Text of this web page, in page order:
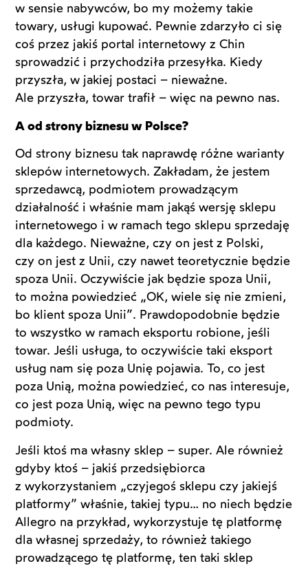
w sensie nabywców, bo my możemy takie
towary, usługi kupować. Pewnie zdarzyło ci się
coś przez jakiś portal internetowy z Chin
sprowadzić i przychodziła przesyłka. Kiedy
przyszła, w jakiej postaci – nieważne.
Ale przyszła, towar trafił – więc na pewno nas.
A od strony biznesu w Polsce?
Od strony biznesu tak naprawdę różne warianty
sklepów internetowych. Zakładam, że jestem
sprzedawcą, podmiotem prowadzącym
działalność i właśnie mam jakąś wersję sklepu
internetowego i w ramach tego sklepu sprzedaję
dla każdego. Nieważne, czy on jest z Polski,
czy on jest z Unii, czy nawet teoretycznie będzie
spoza Unii. Oczywiście jak będzie spoza Unii,
to można powiedzieć „OK, wiele się nie zmieni,
bo klient spoza Unii”. Prawdopodobnie będzie
to wszystko w ramach eksportu robione, jeśli
towar. Jeśli usługa, to oczywiście taki eksport
usług nam się poza Unię pojawia. To, co jest
poza Unią, można powiedzieć, co nas interesuje,
co jest poza Unią, więc na pewno tego typu
podmioty.
Jeśli ktoś ma własny sklep – super. Ale również
gdyby ktoś – jakiś przedsiębiorca
z wykorzystaniem „czyjegoś sklepu czy jakiejś
platformy” właśnie, takiej typu… no niech będzie
Allegro na przykład, wykorzystuje tę platformę
dla własnej sprzedaży, to również takiego
prowadzącego tę platformę, ten taki sklep